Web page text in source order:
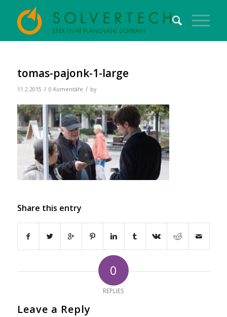
tomas-pajonk-1-large
11.2.2015 / 0 Komentáře / by
Share this entry
0
REPLIES
Leave a Reply